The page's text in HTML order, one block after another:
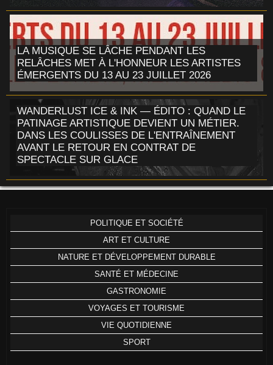
LA MUSIQUE SE LÂCHE PENDANT LES
RELÂCHES MET À L'HONNEUR LES ARTISTES
ÉMERGENTS DU 13 AU 23 JUILLET 2026
WANDERLUST ICE & INK — ÉDITO : QUAND LE
PATINAGE ARTISTIQUE DEVIENT UN MÉTIER.
DANS LES COULISSES DE L'ENTRAÎNEMENT
AVANT LE RETOUR EN CONTRAT DE
SPECTACLE SUR GLACE
POLITIQUE ET SOCIÉTÉ
ART ET CULTURE
NATURE ET DÉVELOPPEMENT DURABLE
SANTÉ ET MÉDECINE
GASTRONOMIE
VOYAGES ET TOURISME
VIE QUOTIDIENNE
SPORT